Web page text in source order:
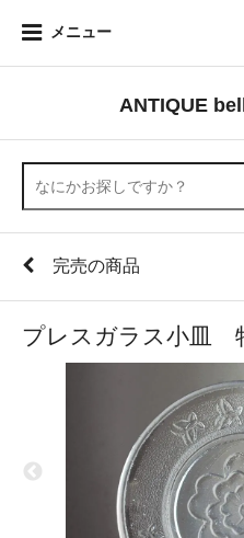
メニュー
ANTIQUE
完売の商品
プレスガラス小皿